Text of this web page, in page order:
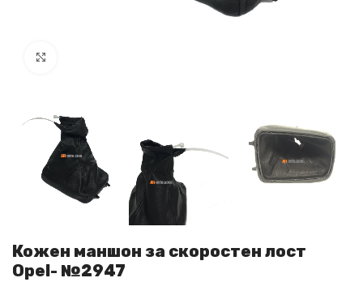
Кожен маншон за скоростен лост
Opel- №2947